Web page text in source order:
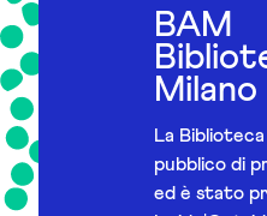
BAM
Milano
La
pubblico di
ed è stato